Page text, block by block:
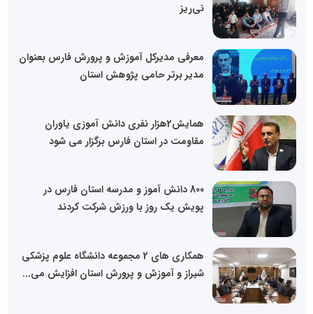
نی‌ریز
معرفی مدیرکل آموزش و پرورش فارس بعنوان
مدیر برتر حامی پژوهش استان
همایش2هزار نفری دانش آموزی یاوران
مقاومت در استان فارس برگزار می شود
800 دانش آموز و مدرسه استان فارس در
پویش یک روز با ورزش شرکت کردند
همکاری های 2 مجموعه دانشگاه علوم پزشکی
شیراز و آموزش و پرورش استان افزایش می...